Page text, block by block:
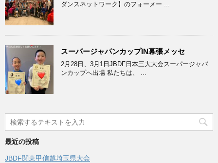
ダンスネットワーク】のフォーメー ...
スーパージャパンカップIN幕張メッセ
2月28日、3月1日JBDF日本三大大会スーパージャパ
ンカップへ出場 私たちは、 ...
最近の投稿
JBDF関東甲信越埼玉県大会